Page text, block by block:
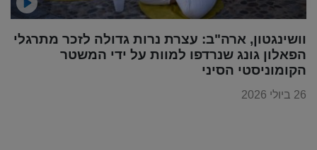
וושינגטון, ארה"ב: עצרת נרות גדולה לזכר מתרגלי
הפאלון גונג שנרדפו למוות על ידי המשטר
הקומוניסטי הסיני
26 ביולי 2026